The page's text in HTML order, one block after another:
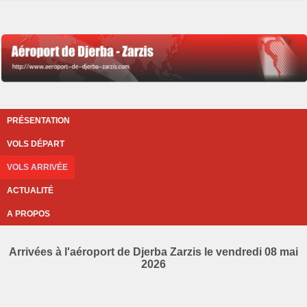
PRÉSENTATION
VOLS DÉPART
VOLS ARRIVÉE
ACTUALITÉ
A PROPOS
Arrivées à l'aéroport de Djerba Zarzis le vendredi 08 mai
2026